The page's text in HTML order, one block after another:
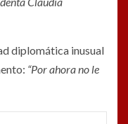
diplomática inusual
“Por ahora no le